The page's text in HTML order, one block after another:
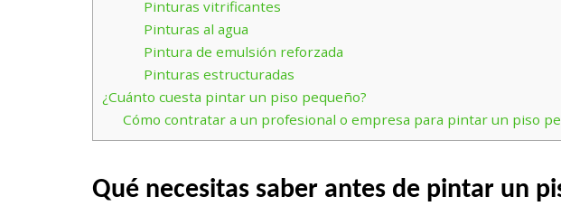
Pinturas vitrificantes
Pinturas al agua
Pintura de emulsión reforzada
Pinturas estructuradas
¿Cuánto cuesta pintar un piso pequeño?
Cómo contratar a un profesional o empresa para pintar un piso
Qué necesitas saber antes de pintar un